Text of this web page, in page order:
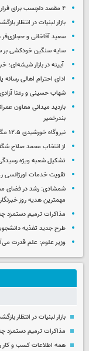
۴ مقصد دلچسب برای فرار از گرما و شلوغی تهران
بازار لبنیات در انتظار
سعید آقاخانی و
سایه سنگین خودکشی بر
آیینه در بازار شیشه‌ای؛
ادای احترام اهالی
شهاب حسینی و رعنا
بازدید میدانی معاون
بندرخمیر
نیروگاه خورشیدی ۱۲.۵ مگاواتی پالایشگاه بید بلند بهبهان وارد مدار تولید شد
از انتخاب محمد صلاح
تشکیل شعبه ویژه
تقویت خدمات اورژانسی
شمشادی: رشد در فضای
مهمترین هدیه‌ روز
مذاکرات ترمیم دستمزد
طرح جدید تغذیه
وزیر علوم: علم قدرت
بازار لبنیات در انتظار
مذاکرات ترمیم دستمزد
همه اطلاعات کسب‌ و کار